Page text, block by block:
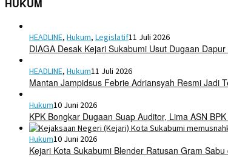
HUKUM
HEADLINE, Hukum, Legislatif11 Juli 2026
DIAGA Desak Kejari Sukabumi Usut Dugaan
HEADLINE, Hukum11 Juli 2026
Mantan Jampidsus Febrie Adriansyah Resmi Jadi
Hukum10 Juni 2026
KPK Bongkar Dugaan Suap Auditor, Lima ASN
Hukum10 Juni 2026
Kejari Kota Sukabumi Blender Ratusan Gram